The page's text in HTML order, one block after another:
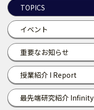
TOPICS
イベント
重要なお知らせ
授業紹介 I Report
最先端研究紹介 Infinity